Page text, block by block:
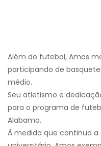
Além do futebol, Amos
participando de
médio.
Seu atletismo e
para o programa de
Alabama.
À medida que continua